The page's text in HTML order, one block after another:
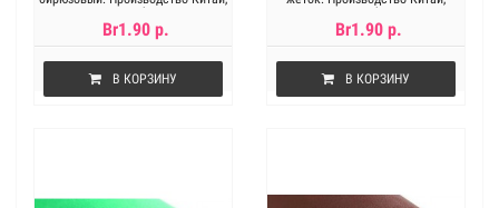
цена за 1лист
Br1.90 р.
В КОРЗИНУ
цена за 1лист
Br1.90 р.
В КОРЗИНУ